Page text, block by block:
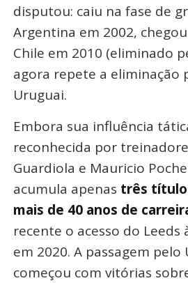
disputou: caiu na fase de
Argentina em 2002,
Chile em 2010 (eliminado
agora repete a eliminação
Uruguai.
Embora sua influência
reconhecida por
Guardiola e Mauricio
acumula apenas três
mais de 40 anos de
recente o acesso do Leeds
em 2020. A passagem pelo
começou com vitórias